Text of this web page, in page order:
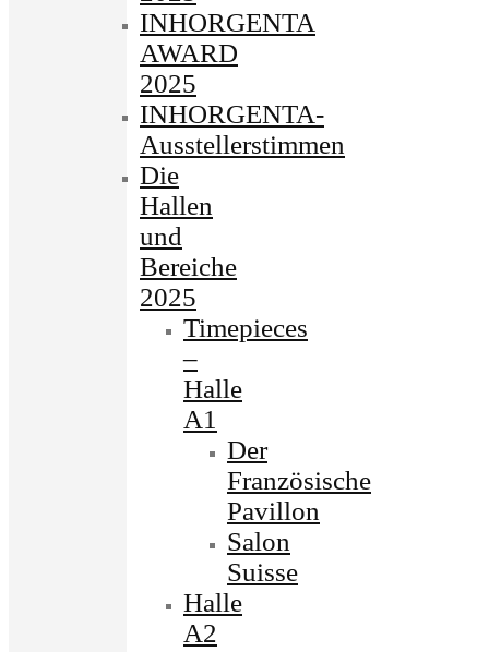
INHORGENTA
AWARD
2025
INHORGENTA-
Ausstellerstimmen
Die
Hallen
und
Bereiche
2025
Timepieces
–
Halle
A1
Der
Französische
Pavillon
Salon
Suisse
Halle
A2